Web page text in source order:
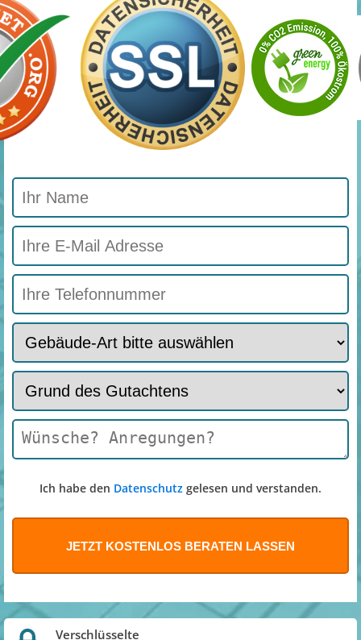
Ich habe den Datenschutz gelesen und verstanden.
Verschlüsselte